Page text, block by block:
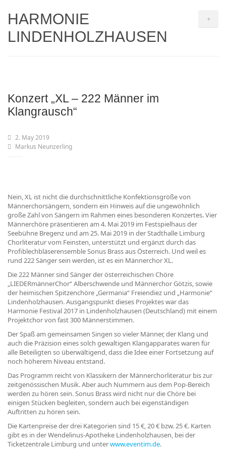
+
HARMONIE
LINDENHOLZHAUSEN
Konzert „XL – 222 Männer im
Klangrausch“
2. May 2019
Markus Neunzerling
Nein, XL ist nicht die durchschnittliche Konfektionsgröße von
Männerchorsängern, sondern ein Hinweis auf die ungewöhnlich
große Zahl von Sängern im Rahmen eines besonderen Konzertes. Vier
Männerchöre präsentieren am 4. Mai 2019 im Festspielhaus der
Seebühne Bregenz und am 25. Mai 2019 in der Stadthalle Limburg
Chorliteratur vom Feinsten, unterstützt und ergänzt durch das
Profiblechbläserensemble Sonus Brass aus Österreich. Und weil es
rund 222 Sänger sein werden, ist es ein Männerchor XL.
Die 222 Männer sind Sänger der österreichischen Chöre
„LIEDERmännerChor“ Alberschwende und Männerchor Götzis, sowie
der heimischen Spitzenchöre „Germania“ Freiendiez und „Harmonie“
Lindenholzhausen. Ausgangspunkt dieses Projektes war das
Harmonie Festival 2017 in Lindenholzhausen (Deutschland) mit einem
Projektchor von fast 300 Männerstimmen.
Der Spaß am gemeinsamen Singen so vieler Männer, der Klang und
auch die Präzision eines solch gewaltigen Klangapparates waren für
alle Beteiligten so überwältigend, dass die Idee einer Fortsetzung auf
noch höherem Niveau entstand.
Das Programm reicht von Klassikern der Männerchorliteratur bis zur
zeitgenössischen Musik. Aber auch Nummern aus dem Pop-Bereich
werden zu hören sein. Sonus Brass wird nicht nur die Chöre bei
einigen Stücken begleiten, sondern auch bei eigenständigen
Auftritten zu hören sein.
Die Kartenpreise der drei Kategorien sind 15 €, 20 € bzw. 25 €. Karten
gibt es in der Wendelinus-Apotheke Lindenholzhausen, bei der
Ticketzentrale Limburg und unterwww.eventim.de.